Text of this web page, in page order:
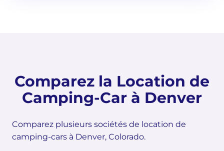
Comparez la Location de
Camping-Car à Denver
Comparez plusieurs sociétés de location de
camping-cars à Denver, Colorado.